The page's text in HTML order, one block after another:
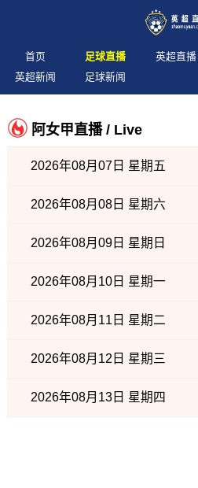
首页 足球直播 英超直播
英超新闻
足球新闻
阿女甲直播 / Live
2026年08月07日 星期五
2026年08月08日 星期六
2026年08月09日 星期日
2026年08月10日 星期一
2026年08月11日 星期二
2026年08月12日 星期三
2026年08月13日 星期四